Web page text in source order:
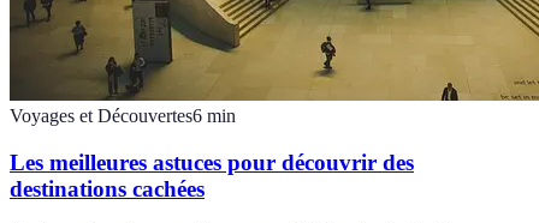
Voyages et Découvertes6 min
Les meilleures astuces pour découvrir des
destinations cachées